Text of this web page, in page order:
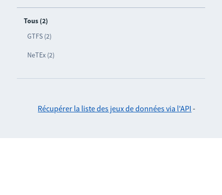
Tous (2)
GTFS (2)
NeTEx (2)
Récupérer la liste des jeux de données via l'API -